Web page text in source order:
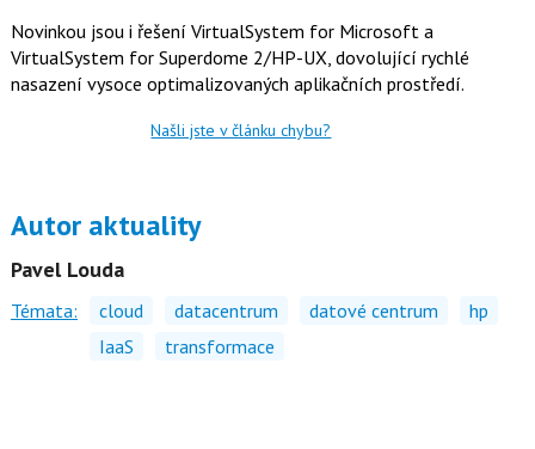
Novinkou jsou i řešení VirtualSystem for Microsoft a
VirtualSystem for Superdome 2/HP-UX, dovolující rychlé
nasazení vysoce optimalizovaných aplikačních prostředí.
Našli jste v článku chybu?
Autor aktuality
Pavel Louda
Témata: cloud datacentrum datové centrum
hp
IaaS
transformace